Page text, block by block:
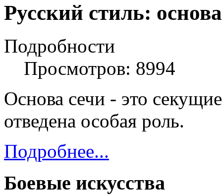
Русский стиль:
Подробности
Просмотров: 8994
Основа сечи - это
отведена особая роль.
Подробнее...
Боевые искусства